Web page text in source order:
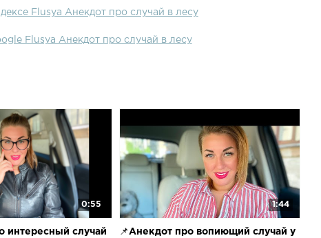
Flusya Анекдот про случай в лесу
Flusya Анекдот про случай в лесу
0:55
интересный случай
1:44
📌Анекдот про вопиющий случай у